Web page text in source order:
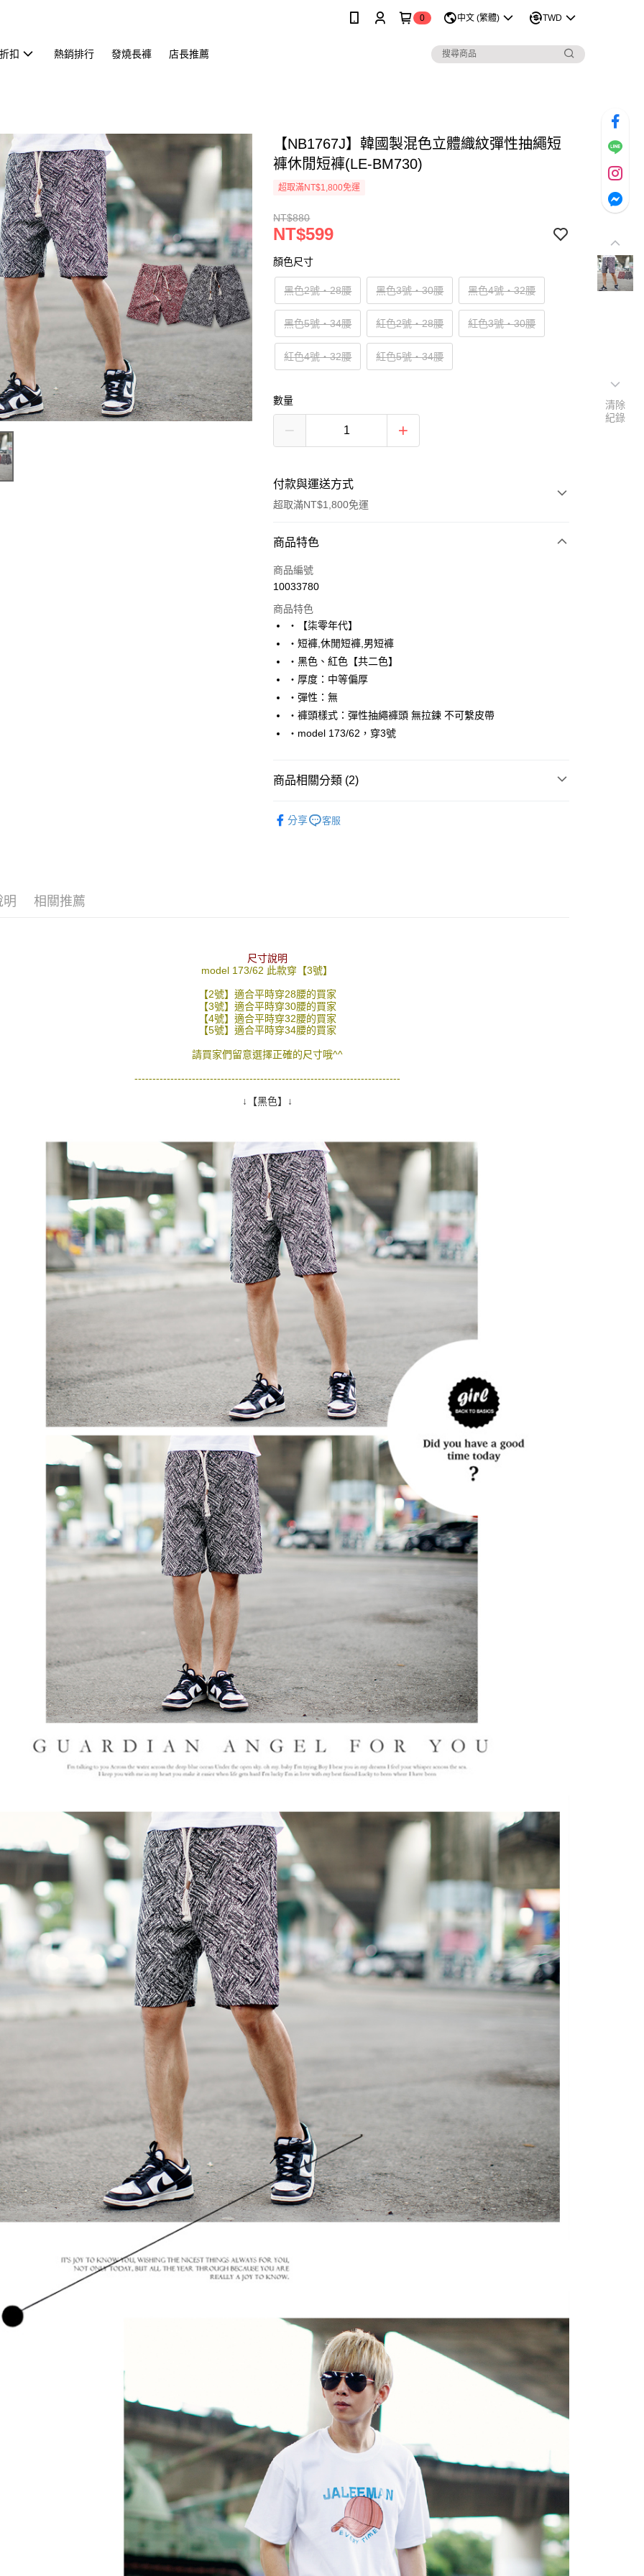
0 中文 (繁體) TWD
扣 熱銷排行 發燒長褲 店長推薦
【NB1767J】韓國製混色立體織紋彈性抽繩短
褲休閒短褲(LE-BM730)
超取滿NT$1,800免運
NT$880
NT$599
顏色尺寸
黑色2號‧28腰 黑色3號‧30腰 黑色4號‧32腰
黑色5號‧34腰 紅色2號‧28腰 紅色3號‧30腰
紅色4號‧32腰 紅色5號‧34腰
數量
付款與運送方式
超取滿NT$1,800免運
付款方式
信用卡一次付款
LINE Pay
Apple Pay
街口支付
悠遊付
Google Pay
【關於「AFTEE先享後付」】
１．簡單：不需註冊會員、不需綁卡、不需儲值。
※ 請注意：結帳手續完成當下不需立刻繳費，但若您需要取消訂單，請聯
絡購買商品的店家。未經商家同意取消之訂單仍視為有效，需透過AFTEE
※ 交易是否成功請以「AFTEE先享後付 」之結帳頁面顯示為準，若有關於
是否繳費成功／繳費後需取消欲退款等相關疑問，請聯繫「AFTEE先享後
付客戶支援中心」
１．透過由恩沛科技股份有限公司提供之「AFTEE先享後付」服務完成之
求債權轉讓予恩沛科技股份有限公司。
２．關於個人資料處理事宜，請瀏覽以下網址：
https://aftee.tw/terms/#terms3
任。
４．使用「AFTEE先享後付」時，將依據個別帳號之用戶狀況，依本公司
即時審查核予不同之上限額度；若仍有額度不足之情形，本公司將視審查
結果請求用戶進行身份認證。
５．嚴禁一人註冊多個帳號或使用他人資訊註冊。若發現惡意使用之情
形，恩沛科技股份有限公司將有權停止該用戶之使用額度並採取法律行
動。
7-11付款取貨
先付款後7-11取貨
每筆NT$80，滿NT$1,800(含以上)免運費
宅配
商品特色
商品編號
10033780
商品特色
‧【柒零年代】
‧短褲,休閒短褲,男短褲
‧黑色、紅色【共二色】
‧厚度：中等偏厚
‧彈性：無
‧褲頭樣式：彈性抽繩褲頭 無拉鍊 不可繫皮帶
‧model 173/62，穿3號
商品相關分類 (2)
分享 客服
明 相關推薦
尺寸說明
model 173/62 此款穿【3號】
【2號】適合平時穿28腰的買家
【3號】適合平時穿30腰的買家
【4號】適合平時穿32腰的買家
【5號】適合平時穿34腰的買家
請買家們留意選擇正確的尺寸哦^^
--------------------------------------------------------------------------
↓【黑色】↓
清除
紀錄